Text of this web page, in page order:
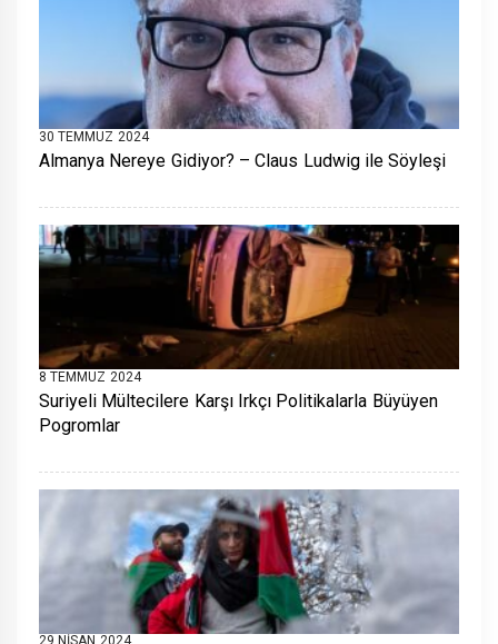
30 TEMMUZ 2024
Almanya Nereye Gidiyor? – Claus Ludwig ile Söyleşi
8 TEMMUZ 2024
Suriyeli Mültecilere Karşı Irkçı Politikalarla Büyüyen
Pogromlar